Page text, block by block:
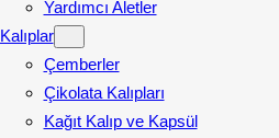
Yardımcı Aletler
Kalıplar
Çemberler
Çikolata Kalıpları
Kağıt Kalıp ve Kapsül